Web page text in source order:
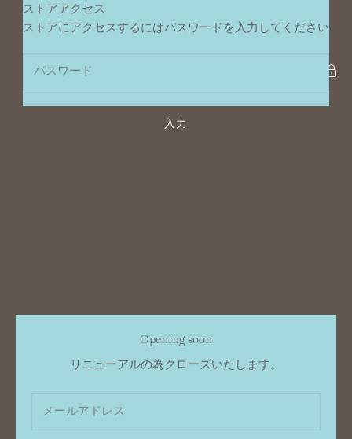
コンテンツへスキップ
ストアアクセス
ストアにアクセスするにはパスワードを入力してください
入力
Opening soon
リニューアルの為クローズいたします。